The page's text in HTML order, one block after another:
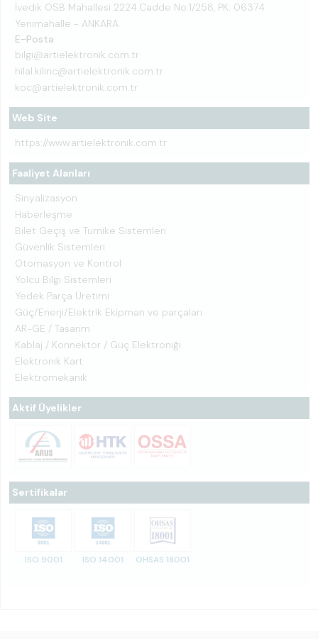
İvedik OSB Mahallesi 2224.Cadde No:1/258, PK: 06374
Yenimahalle - ANKARA
E-Posta
bilgi@artielektronik.com.tr
hilal.kilinc@artielektronik.com.tr
koc@artielektronik.com.tr
Web Site
https://www.artielektronik.com.tr
Faaliyet Alanları
Sinyalizasyon
Haberleşme
Bilet Geçiş ve Turnike Sistemleri
Güvenlik Sistemleri
Otomasyon ve Kontrol
Yolcu Bilgi Sistemleri
Yedek Parça Üretimi
Güç/Enerji/Elektrik Ekipman ve parçaları
AR-GE / Tasarım
Kablaj / Konnektör / Güç Elektroniği
Elektronik Kart
Elektromekanik
Aktif Üyelikler
Sertifikalar
ISO 9001 ISO 14001 OHSAS 18001